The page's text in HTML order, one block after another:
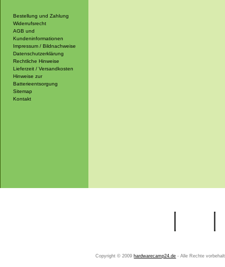
Bestellung und Zahlung
Widerrufsrecht
AGB und
Kundeninformationen
Impressum / Bildnachweise
Datenschutzerklärung
Rechtliche Hinweise
Lieferzeit / Versandkosten
Hinweise zur
Batterieentsorgung
Sitemap
Kontakt
Copyright © 2009 hardwarecamp24.de - Alle Rechte